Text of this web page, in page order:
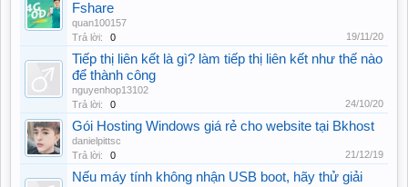
Fshare
quan100157
Trả lời:
0 19/11/20
Tiếp thị liên kết là gì? làm tiếp thị liên kết như thế nào
để thành công
nguyenhop13102
Trả lời:
0 24/10/20
Gói Hosting Windows giá rẻ cho website tại Bkhost
danielpittsc
Trả lời:
0 21/12/19
Nếu máy tính không nhận USB boot, hãy thử giải